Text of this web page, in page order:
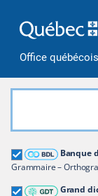
Office
Banque
Grammaire –
Grand
Grand
Restreindre aux